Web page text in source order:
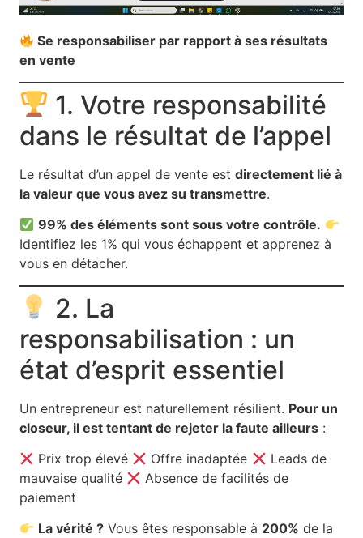
Se responsabiliser par rapport à ses résultats
en vente
1. Votre responsabilité
dans le résultat de l’appel
Le résultat d’un appel de vente est directement lié à
la valeur que vous avez su transmettre.
99% des éléments sont sous votre contrôle.
Identifiez les 1% qui vous échappent et apprenez à
vous en détacher.
2. La
responsabilisation : un
état d’esprit essentiel
Un entrepreneur est naturellement résilient. Pour un
closeur, il est tentant de rejeter la faute ailleurs :
Prix trop élevé
Offre inadaptée
Leads de
mauvaise qualité
Absence de facilités de
paiement
La vérité ? Vous êtes responsable à 200% de la